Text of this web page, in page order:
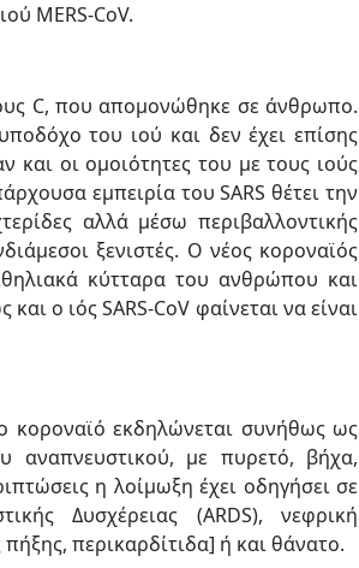
MERS-CoV.
C, που απομονώθηκε σε άνθρωπο.
του ιού και δεν έχει επίσης
οι ομοιότητες του με τους ιούς
εμπειρία του SARS θέτει την
αλλά μέσω περιβαλλοντικής
ξενιστές. Ο νέος κοροναϊός
κύτταρα του ανθρώπου και
ο ιός SARS-CoV φαίνεται να είναι
κοροναϊό εκδηλώνεται συνήθως ως
αναπνευστικού, με πυρετό, βήχα,
η λοίμωξη έχει οδηγήσει σε
Δυσχέρειας (ARDS), νεφρική
περικαρδίτιδα] ή και θάνατο.